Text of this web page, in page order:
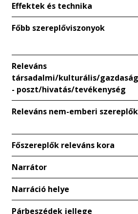
Effektek és technika
Főbb szereplőviszonyok
Releváns
társadalmi/kulturális/
- poszt/hivatás/tevékenység
Releváns nem-emberi szereplők
Főszereplők releváns kora
Narrátor
Narráció helye
Párbeszédek jellege